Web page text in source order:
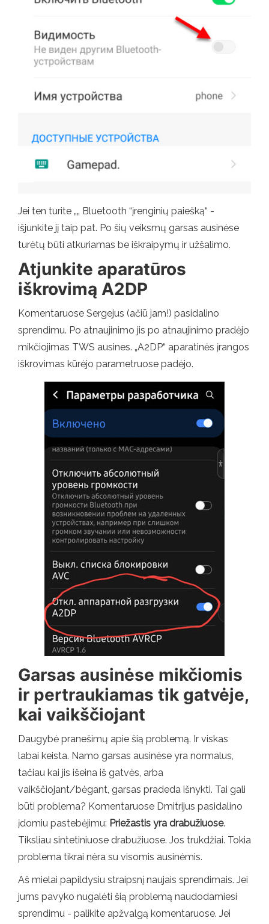
Jei ten turite „„ Bluetooth “įrenginių paiešką“ -
išjunkite jį taip pat. Po šių veiksmų garsas ausinėse
turėtų būti atkuriamas be iškraipymų ir užšalimo.
Atjunkite aparatūros
iškrovimą A2DP
Komentaruose Sergejus (ačiū jam!) pasidalino
sprendimu. Po atnaujinimo jis po atnaujinimo pradėjo
mikčiojimas TWS ausines. „A2DP“ aparatinės įrangos
iškrovimas kūrėjo parametruose padėjo.
Garsas ausinėse mikčiomis
ir pertraukiamas tik gatvėje,
kai vaikščiojant
Daugybė pranešimų apie šią problemą. Ir viskas
labai keista. Namo garsas ausinėse yra normalus,
tačiau kai jis išeina iš gatvės, arba
vaikščiojant/bėgant, garsas pradeda išnykti. Tai gali
būti problema? Komentaruose Dmitrijus pasidalino
įdomiu pastebėjimu: Priežastis yra drabužiuose.
Tiksliau sintetiniuose drabužiuose. Jos trukdžiai. Tokia
problema tikrai nėra su visomis ausinėmis.
Aš mielai papildysiu straipsnį naujais sprendimais. Jei
jums pavyko nugalėti šią problemą naudodamiesi
sprendimu - palikite apžvalgą komentaruose. Jei